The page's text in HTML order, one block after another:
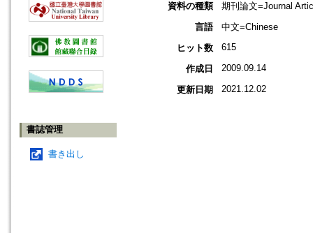
書誌管理
書き出し
資料の種類
期刊論文=Journal
言語
中文=Chinese
ヒット数
615
作成日 2009.09.14
更新日期 2021.12.02